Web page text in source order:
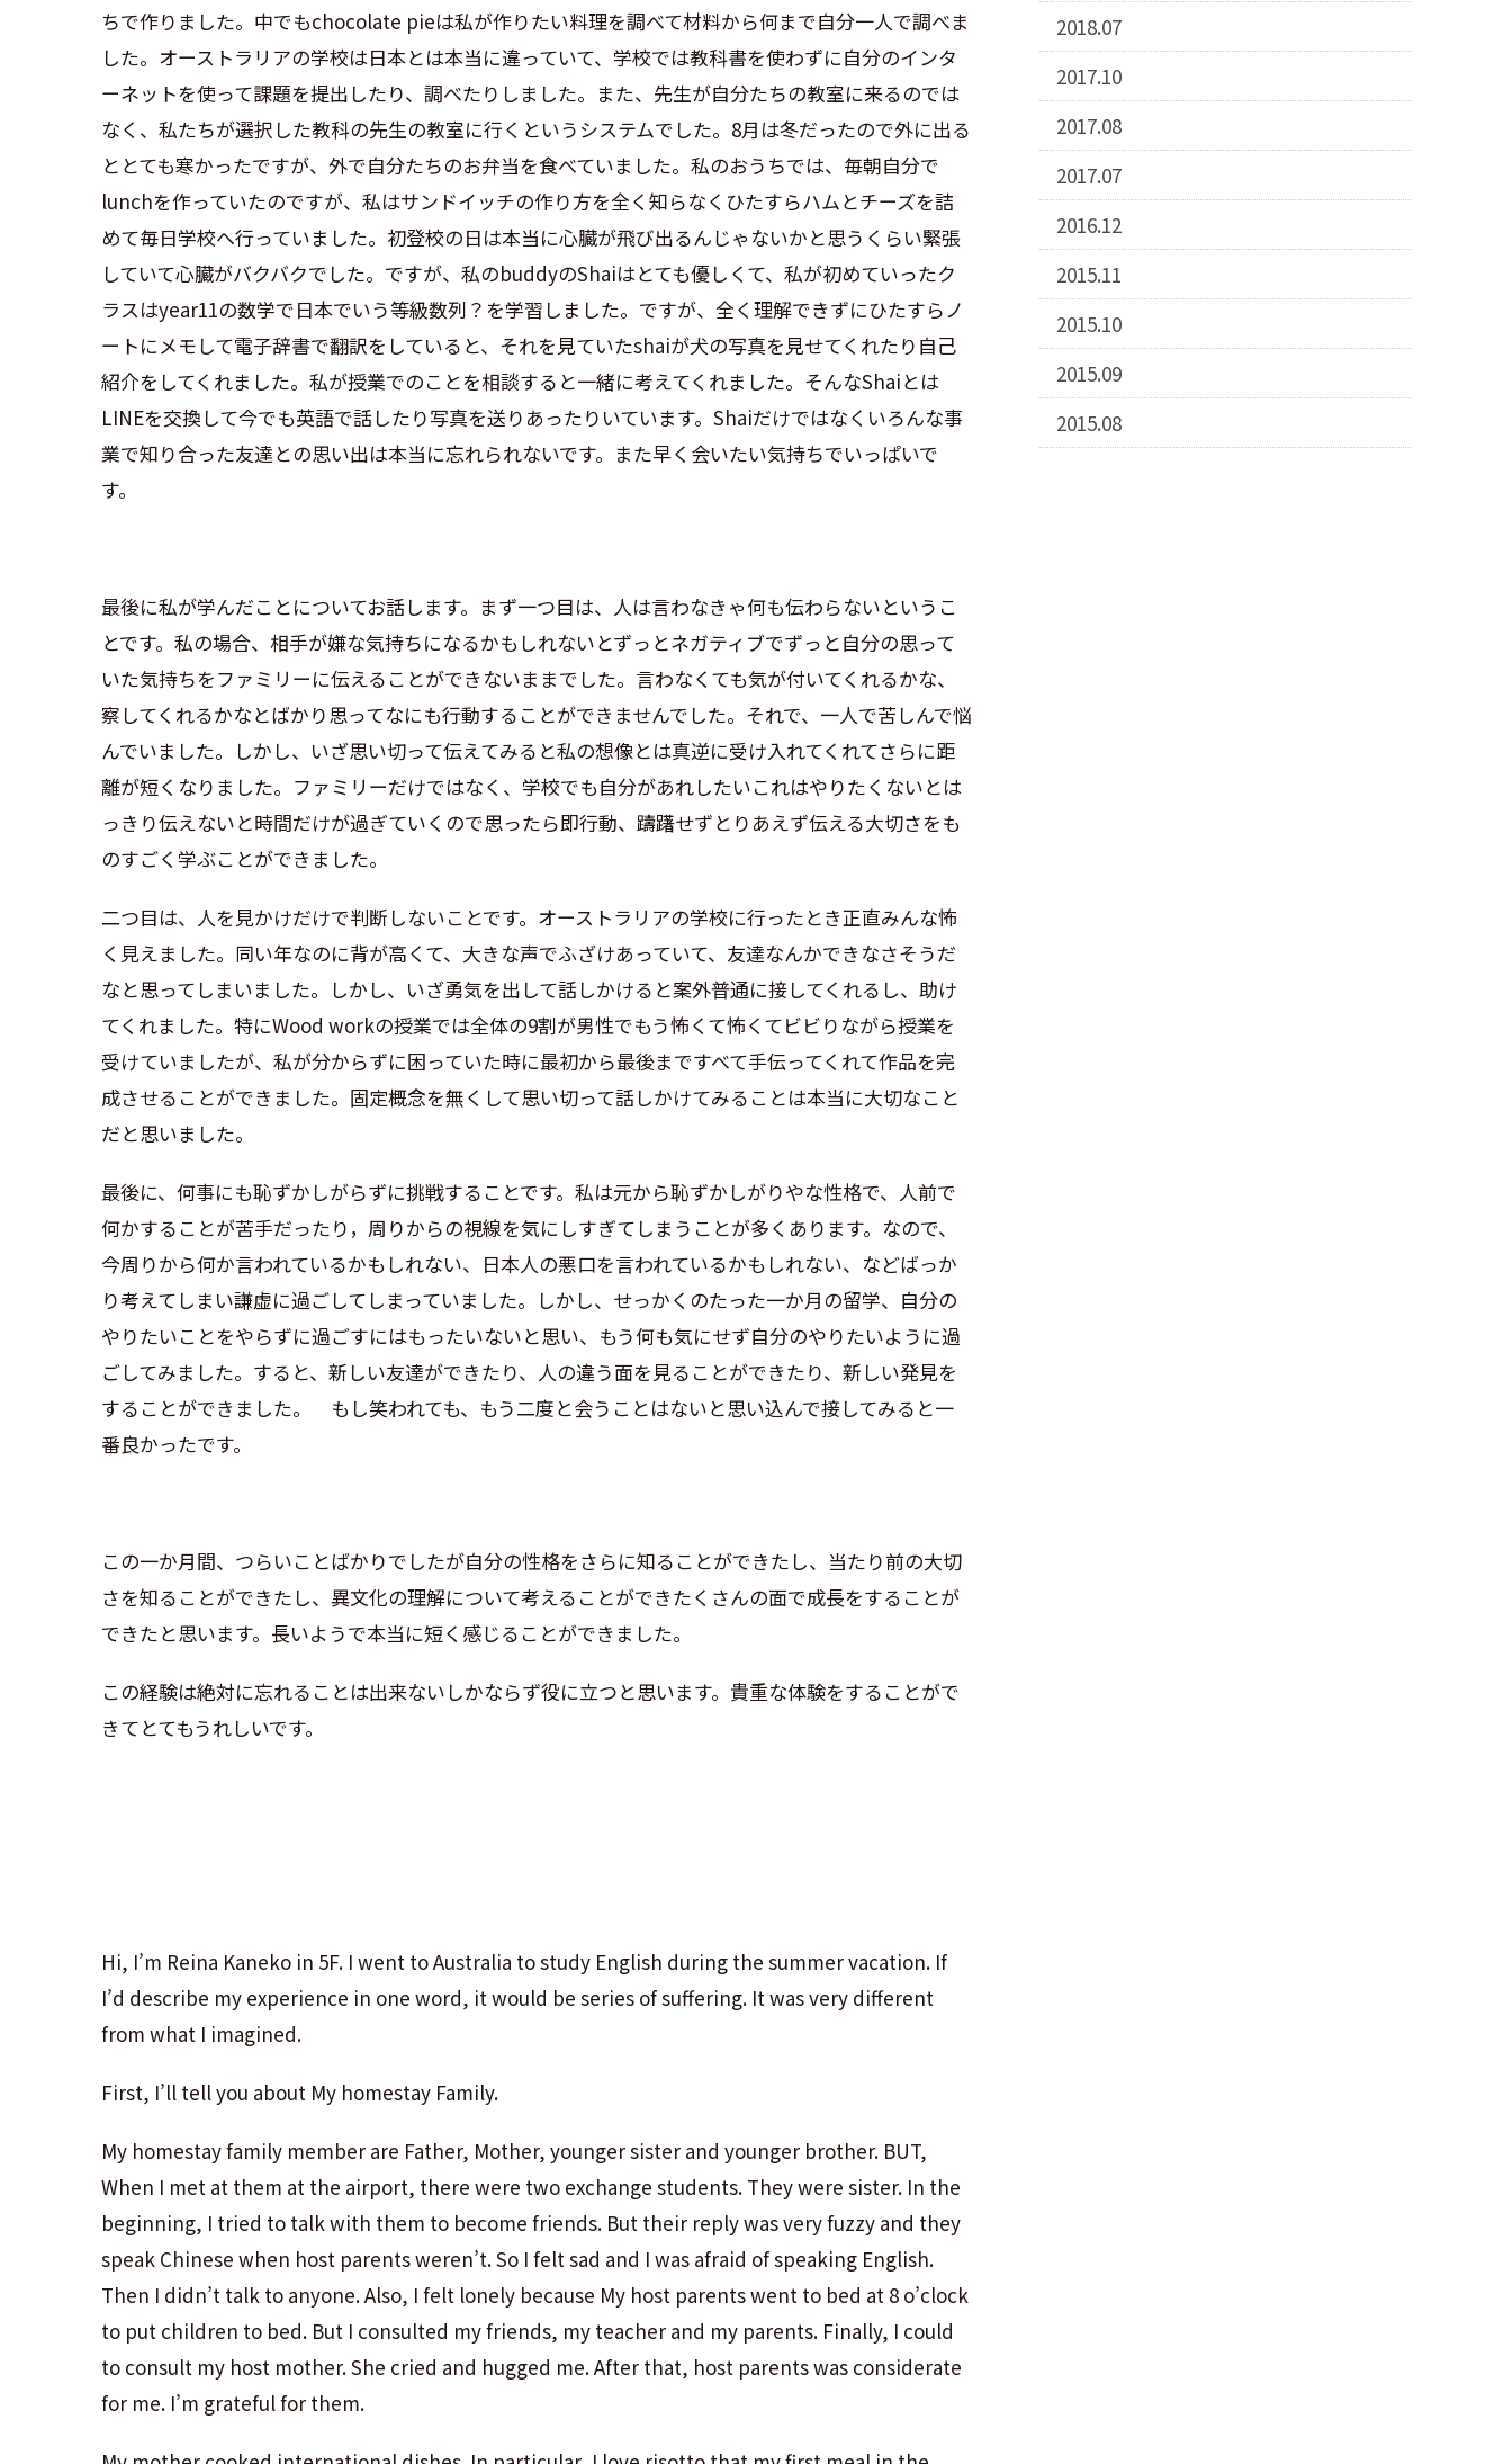
ちで作りました。中でもchocolate pieは私が作りたい料理を調べて材料から何まで自分一人で調べま
した。オーストラリアの学校は日本とは本当に違っていて、学校では教科書を使わずに自分のインタ
ーネットを使って課題を提出したり、調べたりしました。また、先生が自分たちの教室に来るのでは
なく、私たちが選択した教科の先生の教室に行くというシステムでした。 8月は冬だったので外に出る
ととても寒かったですが、外で自分たちのお弁当を食べていました。私のおうちでは、毎朝自分で
lunchを作っていたのですが、私はサンドイッチの作り方を全く知らなくひたすらハムとチーズを詰
めて毎日学校へ行っていました。初登校の日は本当に心臓が飛び出るんじゃないかと思うくらい緊張
していて心臓がバクバクでした。ですが、私のbuddyのShaiはとても優しくて、私が初めていったク
ラスはyear11の数学で日本でいう等級数列？を学習しました。ですが、全く理解できずにひたすらノ
ートにメモして電子辞書で翻訳をしていると、それを見ていたshaiが犬の写真を見せてくれたり自己
紹介をしてくれました。私が授業でのことを相談すると一緒に考えてくれました。そんなShaiとは
LINEを交換して今でも英語で話したり写真を送りあったりいています。 Shaiだけではなくいろんな事
業で知り合った友達との思い出は本当に忘れられないです。また早く会いたい気持ちでいっぱいで
す。
最後に私が学んだことについてお話します。まず一つ目は、人は言わなきゃ何も伝わらないというこ
とです。私の場合、相手が嫌な気持ちになるかもしれないとずっとネガティブでずっと自分の思って
いた気持ちをファミリーに伝えることができないままでした。言わなくても気が付いてくれるかな、
察してくれるかなとばかり思ってなにも行動することができませんでした。それで、一人で苦しんで悩
んでいました。しかし、いざ思い切って伝えてみると私の想像とは真逆に受け入れてくれてさらに距
離が短くなりました。ファミリーだけではなく、学校でも自分があれしたいこれはやりたくないとは
っきり伝えないと時間だけが過ぎていくので思ったら即行動、躊躇せずとりあえず伝える大切さをも
のすごく学ぶことができました。
二つ目は、人を見かけだけで判断しないことです。オーストラリアの学校に行ったとき正直みんな怖
く見えました。同い年なのに背が高くて、大きな声でふざけあっていて、友達なんかできなさそうだ
なと思ってしまいました。しかし、いざ勇気を出して話しかけると案外普通に接してくれるし、助け
てくれました。特にWood workの授業では全体の9割が男性でもう怖くて怖くてビビりながら授業を
受けていましたが、私が分からずに困っていた時に最初から最後まですべて手伝ってくれて作品を完
成させることができました。固定概念を無くして思い切って話しかけてみることは本当に大切なこと
だと思いました。
最後に、何事にも恥ずかしがらずに挑戦することです。私は元から恥ずかしがりやな性格で、人前で
何かすることが苦手だったり，周りからの視線を気にしすぎてしまうことが多くあります。なので、
今周りから何か言われているかもしれない、日本人の悪口を言われているかもしれない、などばっか
り考えてしまい謙虚に過ごしてしまっていました。しかし、せっかくのたった一か月の留学、自分の
やりたいことをやらずに過ごすにはもったいないと思い、もう何も気にせず自分のやりたいように過
ごしてみました。すると、新しい友達ができたり、人の違う面を見ることができたり、新しい発見を
することができました。 もし笑われても、もう二度と会うことはないと思い込んで接してみると一
番良かったです。
この一か月間、つらいことばかりでしたが自分の性格をさらに知ることができたし、当たり前の大切
さを知ることができたし、異文化の理解について考えることができたくさんの面で成長をすることが
できたと思います。長いようで本当に短く感じることができました。
この経験は絶対に忘れることは出来ないしかならず役に立つと思います。貴重な体験をすることがで
きてとてもうれしいです。
Hi, I’m Reina Kaneko in 5F. I went to Australia to study English during the summer vacation. If
I’d describe my experience in one word, it would be series of suffering. It was very different
from what I imagined.
First, I’ll tell you about My homestay Family.
My homestay family member are Father, Mother, younger sister and younger brother. BUT,
When I met at them at the airport, there were two exchange students. They were sister. In the
beginning, I tried to talk with them to become friends. But their reply was very fuzzy and they
speak Chinese when host parents weren’t. So I felt sad and I was afraid of speaking English.
Then I didn’t talk to anyone. Also, I felt lonely because My host parents went to bed at 8 o’clock
to put children to bed. But I consulted my friends, my teacher and my parents. Finally, I could
to consult my host mother. She cried and hugged me. After that, host parents was considerate
for me. I’m grateful for them.
2018.07
2017.10
2017.08
2017.07
2016.12
2015.11
2015.10
2015.09
2015.08